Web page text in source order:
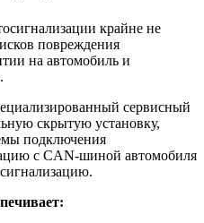
крайне не
повреждения
на автомобиль и
сервисный
скрытую установку,
подключения
с CAN-шиной автомобиля